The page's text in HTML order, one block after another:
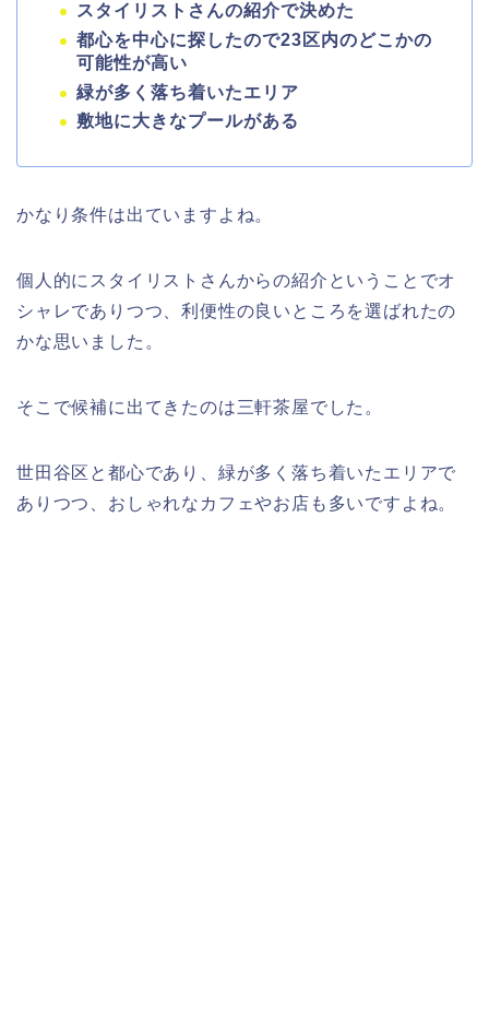
スタイリストさんの紹介で決めた
都心を中心に探したので23区内のどこかの
可能性が高い
緑が多く落ち着いたエリア
敷地に大きなプールがある
かなり条件は出ていますよね。
個人的にスタイリストさんからの紹介ということでオ
シャレでありつつ、利便性の良いところを選ばれたの
かな思いました。
そこで候補に出てきたのは三軒茶屋でした。
世田谷区と都心であり、緑が多く落ち着いたエリアで
ありつつ、おしゃれなカフェやお店も多いですよね。